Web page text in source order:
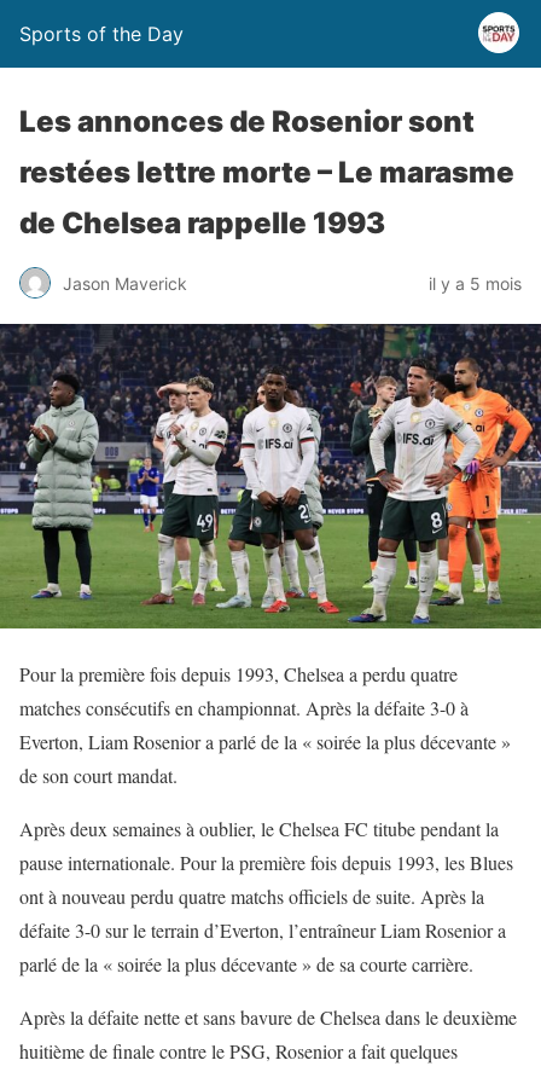
Sports of the Day
Les annonces de Rosenior sont
restées lettre morte – Le marasme
de Chelsea rappelle 1993
Jason Maverick il y a 5 mois
Pour la première fois depuis 1993, Chelsea a perdu quatre
matches consécutifs en championnat. Après la défaite 3-0 à
Everton, Liam Rosenior a parlé de la « soirée la plus décevante »
de son court mandat.
Après deux semaines à oublier, le Chelsea FC titube pendant la
pause internationale. Pour la première fois depuis 1993, les Blues
ont à nouveau perdu quatre matchs officiels de suite. Après la
défaite 3-0 sur le terrain d’Everton, l’entraîneur Liam Rosenior a
parlé de la « soirée la plus décevante » de sa courte carrière.
Après la défaite nette et sans bavure de Chelsea dans le deuxième
huitième de finale contre le PSG, Rosenior a fait quelques